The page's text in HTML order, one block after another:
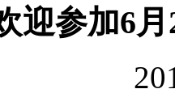
迎参加6